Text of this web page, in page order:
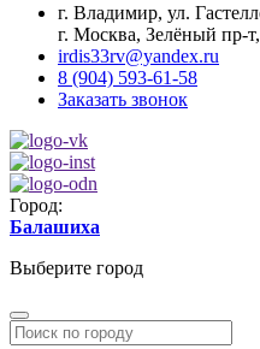
г. Владимир, ул.
г. Москва, Зелёный пр-
irdis33rv@yandex.ru
8 (904) 593-61-58
Заказать звонок
Город:
Балашиха
Выберите город